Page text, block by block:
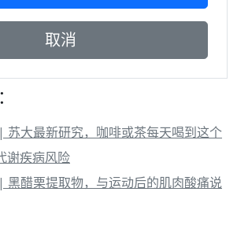
苏大最新研究，咖啡或茶每天喝到这个
谢疾病风险
黑醋栗提取物，与运动后的肌肉酸痛说